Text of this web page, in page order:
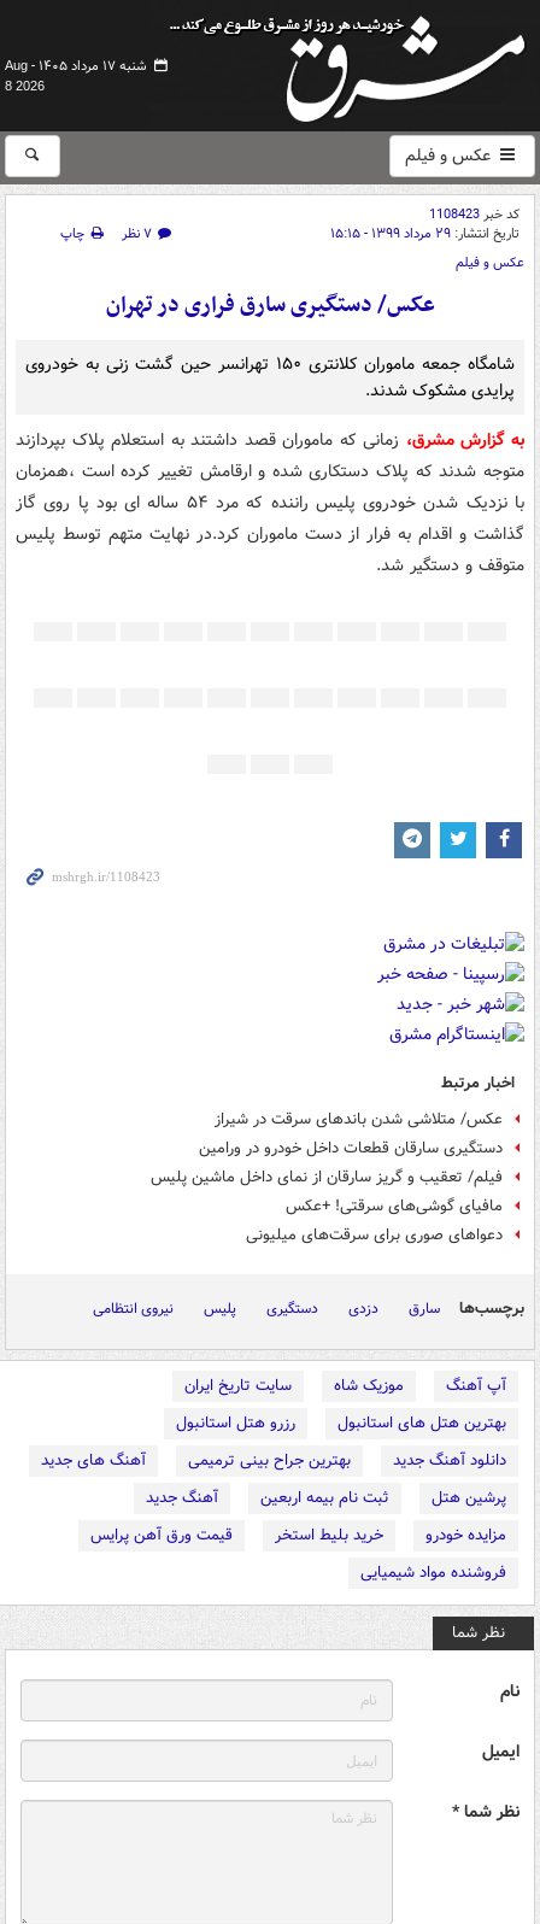
شنبه ۱۷ مرداد ۱۴۰۵ -
Aug
8 2026
عکس و فیلم
کد خبر1108423
تاریخ انتشار: ۲۹ مرداد ۱۳۹۹ - ۱۵:۱۵ ۷ نظر
چاپ
عکس و فیلم
عکس/ دستگیری سارق فراری در تهران
شامگاه جمعه ماموران کلانتری ۱۵۰ تهرانسر حین گشت زنی به خودروی
پرایدی مشکوک شدند.
به گزارش مشرق، زمانی که ماموران قصد داشتند به استعلام پلاک بپردازند
متوجه شدند که پلاک دستکاری شده و ارقامش تغییر کرده است ،همزمان
با نزدیک شدن خودروی پلیس راننده که مرد ۵۴ ساله ای بود پا روی گاز
گذاشت و اقدام به فرار از دست ماموران کرد.در نهایت متهم توسط پلیس
متوقف و دستگیر شد.
اخبار مرتبط
عکس/ متلاشی شدن باندهای سرقت در شیراز
دستگیری سارقان قطعات داخل خودرو در ورامین
فیلم/ تعقیب و گریز سارقان از نمای داخل ماشین پلیس
مافیای گوشی‌های سرقتی! +عکس
دعواهای صوری برای سرقت‌های میلیونی
برچسب‌ها سارق دزدی دستگیری پلیس نیروی انتظامی
آپ آهنگ موزیک شاه
سایت تاریخ ایران
بهترین هتل های استانبول
رزرو هتل استانبول
دانلود آهنگ جدید
بهترین جراح بینی ترمیمی
آهنگ های جدید
پرشین هتل
ثبت نام بیمه اربعین
آهنگ جدید
مزایده خودرو
خرید بلیط استخر
قیمت ورق آهن پرایس
فروشنده مواد شیمیایی
نظر شما
نام
ایمیل
نظر شما *